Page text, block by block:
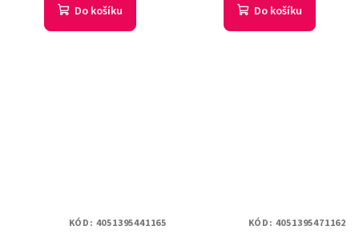
Do košíku Do košíku
KÓD: 4051395441165 KÓD: 4051395471162